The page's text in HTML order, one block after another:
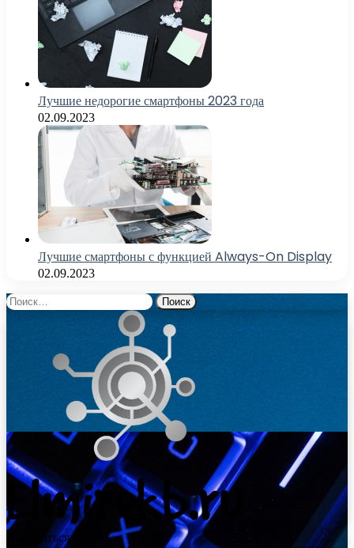
Лучшие недорогие смартфоны 2023 года
02.09.2023
Лучшие смартфоны с функцией Always-On Display
02.09.2023
Найти:
Поделиться